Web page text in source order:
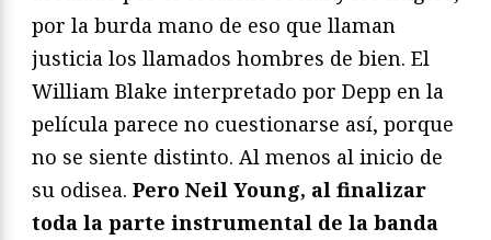
por la burda mano de eso que llaman
justicia los llamados hombres de bien. El
William Blake interpretado por Depp en la
película parece no cuestionarse así, porque
no se siente distinto. Al menos al inicio de
su odisea. Pero Neil Young, al finalizar
toda la parte instrumental de la banda